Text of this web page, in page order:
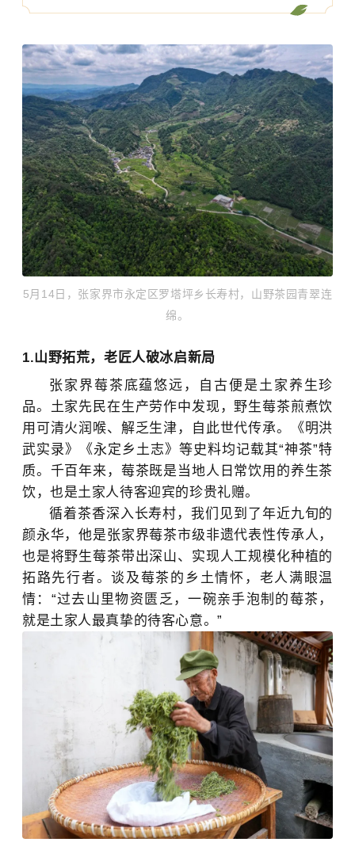
5月14日，张家界市永定区罗塔坪乡长寿村，山野茶园青翠连
绵。
1.山野拓荒，老匠人破冰启新局
张家界莓茶底蕴悠远，自古便是土家养生珍
品。土家先民在生产劳作中发现，野生莓茶煎煮饮
用可清火润喉、解乏生津，自此世代传承。《明洪
武实录》《永定乡土志》等史料均记载其“神茶”特
质。千百年来，莓茶既是当地人日常饮用的养生茶
饮，也是土家人待客迎宾的珍贵礼赠。
循着茶香深入长寿村，我们见到了年近九旬的
颜永华，他是张家界莓茶市级非遗代表性传承人，
也是将野生莓茶带出深山、实现人工规模化种植的
拓路先行者。谈及莓茶的乡土情怀，老人满眼温
情：“过去山里物资匮乏，一碗亲手泡制的莓茶，
就是土家人最真挚的待客心意。”